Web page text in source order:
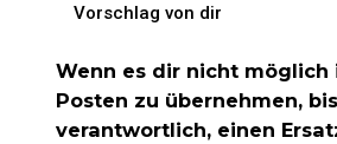
Vorschlag von dir
Wenn es dir nicht möglich
Posten zu übernehmen,
verantwortlich, einen